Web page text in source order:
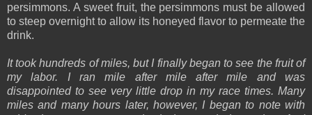
persimmons. A sweet fruit, the persimmons must be allowed
to steep overnight to allow its honeyed flavor to permeate the
drink.
It took hundreds of miles, but I finally began to see the fruit of
my labor. I ran mile after mile after mile and was
disappointed to see very little drop in my race times. Many
miles and many hours later, however, I began to note with